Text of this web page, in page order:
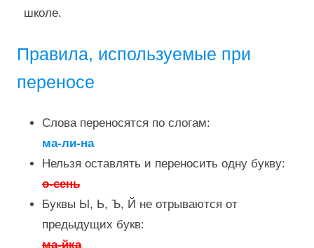
школе.
Правила, используемые при
переносе
Слова переносятся по слогам:
ма-ли-на
Нельзя оставлять и переносить одну букву:
о-сень
Буквы Ы, Ь, Ъ, Й не отрываются от
предыдущих букв:
ма-йка